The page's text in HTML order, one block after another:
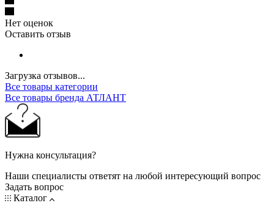
Нет оценок
Оставить отзыв
Загрузка отзывов...
Все товары категории
Все товары бренда АТЛАНТ
Нужна консультация?
Наши специалисты ответят на любой интересующий вопрос
Задать вопрос
Каталог